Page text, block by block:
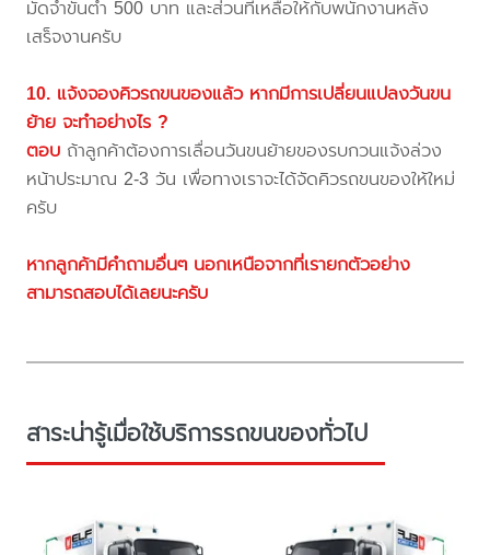
มัดจำขั้นต่ำ 500 บาท และส่วนที่เหลือให้กับพนักงานหลัง
เสร็จงานครับ
10. แจ้งจองคิวรถขนของแล้ว หากมีการเปลี่ยนแปลงวันขน
ย้าย จะทำอย่างไร ?
ตอบ ถ้าลูกค้าต้องการเลื่อนวันขนย้ายของรบกวนแจ้งล่วง
หน้าประมาณ 2-3 วัน เพื่อทางเราจะได้จัดคิวรถขนของให้ใหม่
ครับ
หากลูกค้ามีคำถามอื่นๆ นอกเหนือจากที่เรายกตัวอย่าง
สามารถสอบได้เลยนะครับ
สาระน่ารู้เมื่อใช้บริการรถขนของทั่วไป